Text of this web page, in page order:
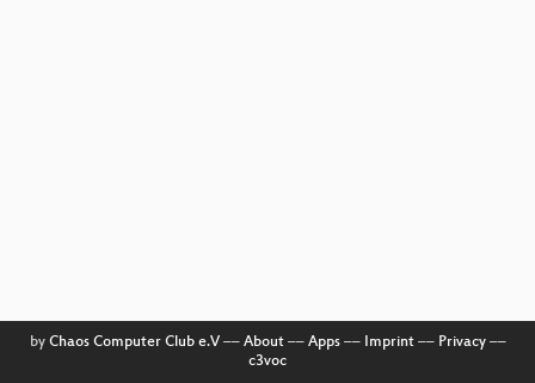
by Chaos Computer Club e.V–– About–– Apps–– Imprint–– Privacy––
c3voc